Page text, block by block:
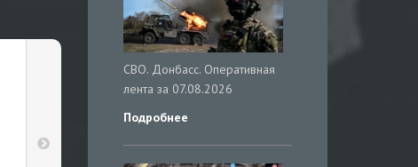
СВО. Донбасс. Оперативная
лента за 07.08.2026
Подробнее